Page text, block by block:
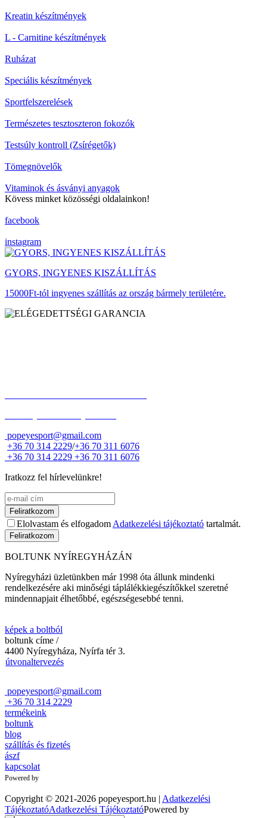
Kreatin készítmények
L - Carnitine készítmények
Ruházat
Speciális készítmények
Sportfelszerelések
Természetes tesztoszteron fokozók
Testsúly kontroll (Zsírégetők)
Tömegnövelők
Vitaminok és ásványi anyagok
Kövess minket közösségi oldalainkon!
facebook
instagram
GYORS, INGYENES KISZÁLLÍTÁS
15000Ft-tól ingyenes szállítás az ország bármely területére.
popeyesport@gmail.com
+36 70 314 2229/+36 70 311 6076
+36 70 314 2229 +36 70 311 6076
Iratkozz fel hírlevelünkre!
Feliratkozom
Elolvastam és elfogadom Adatkezelési tájékoztató tartalmát.
Feliratkozom
BOLTUNK NYÍREGYHÁZÁN
Nyíregyházi üzletünkben már 1998 óta állunk mindenki
rendelkezésére aki minőségi táplálékkiegészítőkkel szeretné
mindennapjait élhetőbbé, egészségesebbé tenni.
képek a boltból
boltunk címe /
4400 Nyíregyháza, Nyírfa tér 3.
útvonaltervezés
popeyesport@gmail.com
+36 70 314 2229
termékeink
boltunk
blog
szállítás és fizetés
ászf
kapcsolat
Powered by
Copyright © 2021-2026 popeyesport.hu | Adatkezelési
TájékoztatóAdatkezelési TájékoztatóPowered by